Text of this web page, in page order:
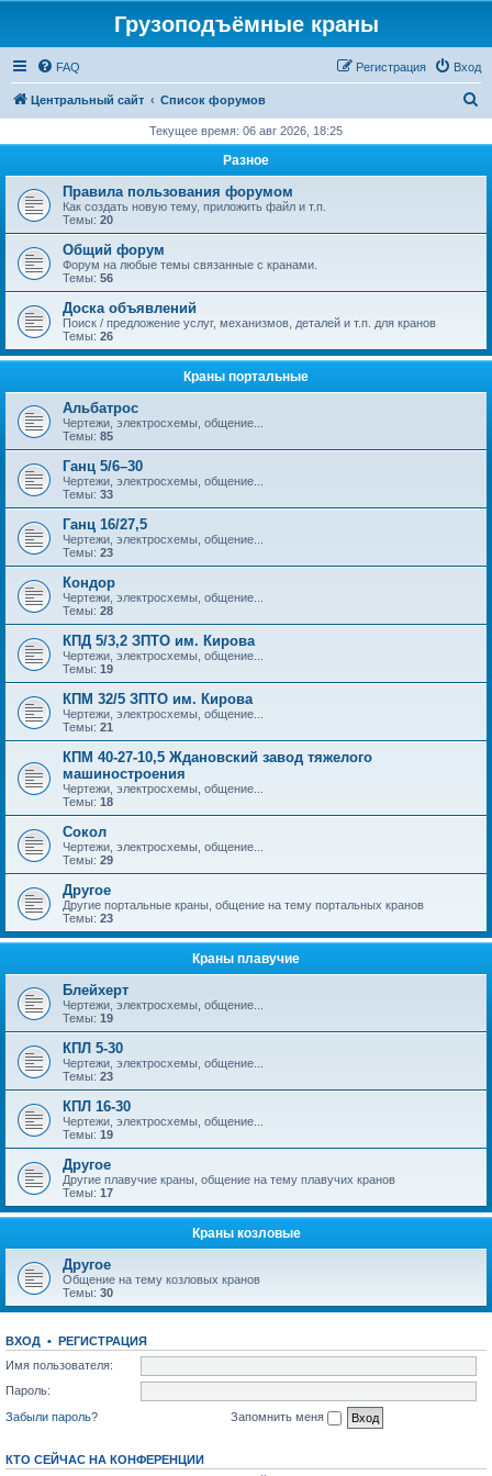
Грузоподъёмные краны
FAQ Вход
Регистрация
Центральный сайт Список форумов
с
Текущее время: 06 авг 2026, 18:25
Разное
Правила пользования форумом
Как создать новую тему, приложить файл и т.п.
Темы: 20
Общий форум
Форум на любые темы связанные с кранами.
Темы: 56
Доска объявлений
Поиск / предложение услуг, механизмов, деталей и т.п. для кранов
Темы: 26
Краны портальные
Альбатрос
Чертежи, электросхемы, общение...
Темы: 85
Ганц 5/6–30
Чертежи, электросхемы, общение...
Темы: 33
Ганц 16/27,5
Чертежи, электросхемы, общение...
Темы: 23
Кондор
Чертежи, электросхемы, общение...
Темы: 28
КПД 5/3,2 ЗПТО им. Кирова
Чертежи, электросхемы, общение...
Темы: 19
КПМ 32/5 ЗПТО им. Кирова
Чертежи, электросхемы, общение...
Темы: 21
КПМ 40-27-10,5 Ждановский завод тяжелого
машиностроения
Чертежи, электросхемы, общение...
Темы: 18
Сокол
Чертежи, электросхемы, общение...
Темы: 29
Другое
Другие портальные краны, общение на тему портальных кранов
Темы: 23
Краны плавучие
Блейхерт
Чертежи, электросхемы, общение...
Темы: 19
КПЛ 5-30
Чертежи, электросхемы, общение...
Темы: 23
КПЛ 16-30
Чертежи, электросхемы, общение...
Темы: 19
Другое
Другие плавучие краны, общение на тему плавучих кранов
Темы: 17
Краны козловые
Другое
Общение на тему козловых кранов
Темы: 30
ВХОД • РЕГИСТРАЦИЯ
Имя пользователя:
Пароль:
Забыли пароль?
Запомнить меня
КТО СЕЙЧАС НА КОНФЕРЕНЦИИ